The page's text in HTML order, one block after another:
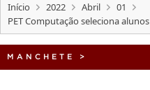
EDITAIS
Início 2022 Abril
01
PET Computação seleciona
MANCHETE >